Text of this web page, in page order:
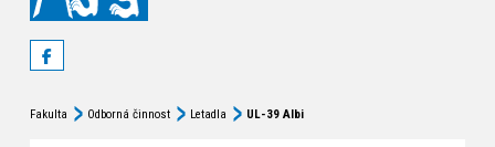
Fakulta Odborná činnost Letadla UL-39 Albi